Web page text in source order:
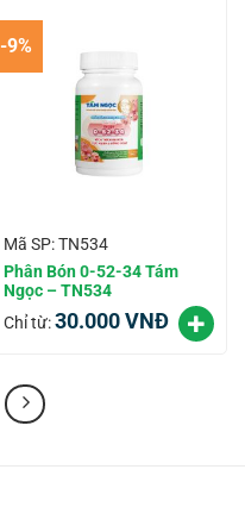
-9%
Mã SP: TN534
Phân Bón 0-52-34 Tám
Ngọc – TN534
Chỉ từ:30.000VNĐ